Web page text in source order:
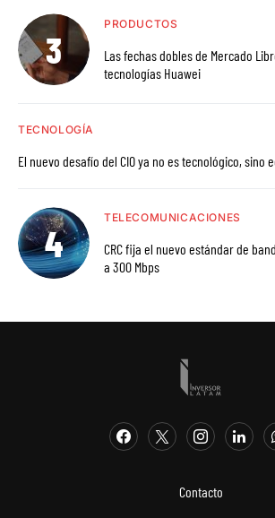
PRODUCTOS
Las fechas dobles de Mercado
tecnologías Huawei
TECNOLOGÍA
El nuevo desafío del CIO ya no es tecnológico, sino
TELECOMUNICACIONES
CRC fija el nuevo estándar de
a 300 Mbps
Contacto